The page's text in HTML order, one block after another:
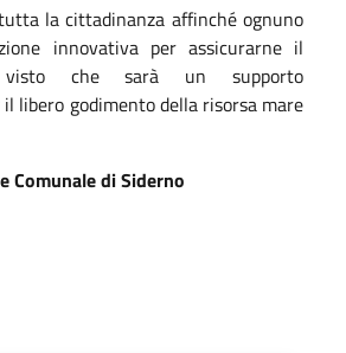
la cittadinanza affinché ognuno
innovativa per assicurarne il
visto che sarà un supporto
libero godimento della risorsa mare
Comunale di Siderno